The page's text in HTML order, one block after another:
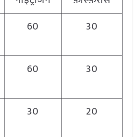
60 30
60 30
30 20